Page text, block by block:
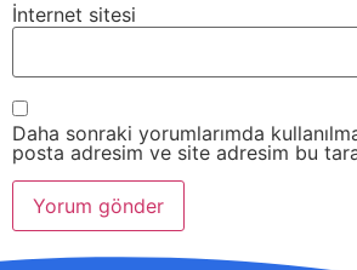
İnternet sitesi
Daha sonraki yorumlarımda
posta adresim ve site adresim bu